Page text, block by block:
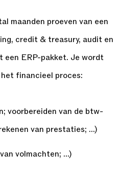
maanden proeven van een
credit & treasury, audit en
een ERP-pakket. Je wordt
financieel proces:
voorbereiden van de btw-
van prestaties; …)
volmachten; …)